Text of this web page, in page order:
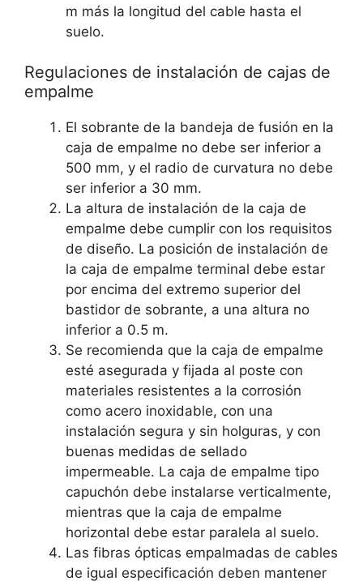
m más la longitud del cable hasta el
suelo.
Regulaciones de instalación de cajas de
empalme
El sobrante de la bandeja de fusión en la
caja de empalme no debe ser inferior a
500 mm, y el radio de curvatura no debe
ser inferior a 30 mm.
La altura de instalación de la caja de
empalme debe cumplir con los requisitos
de diseño. La posición de instalación de
la caja de empalme terminal debe estar
por encima del extremo superior del
bastidor de sobrante, a una altura no
inferior a 0.5 m.
Se recomienda que la caja de empalme
esté asegurada y fijada al poste con
materiales resistentes a la corrosión
como acero inoxidable, con una
instalación segura y sin holguras, y con
buenas medidas de sellado
impermeable. La caja de empalme tipo
capuchón debe instalarse verticalmente,
mientras que la caja de empalme
horizontal debe estar paralela al suelo.
Las fibras ópticas empalmadas de cables
de igual especificación deben mantener